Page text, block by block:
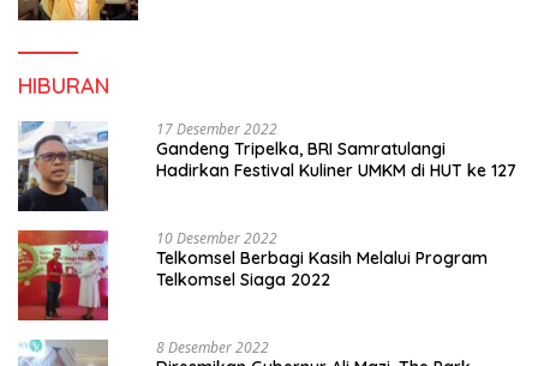
HIBURAN
17 Desember 2022
Gandeng Tripelka, BRI Samratulangi
Hadirkan Festival Kuliner UMKM di HUT ke 127
10 Desember 2022
Telkomsel Berbagi Kasih Melalui Program
Telkomsel Siaga 2022
8 Desember 2022